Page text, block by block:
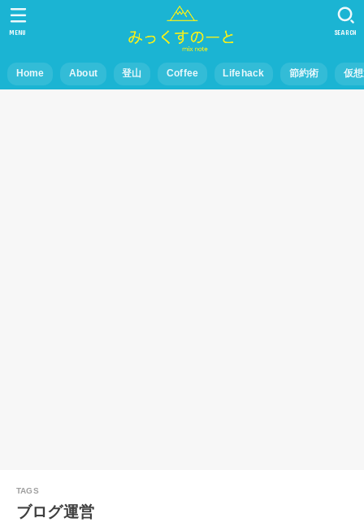
Home About 登山 Coffee Lifehack 節約術 仮
SEARCH
MENU
ブログ運営